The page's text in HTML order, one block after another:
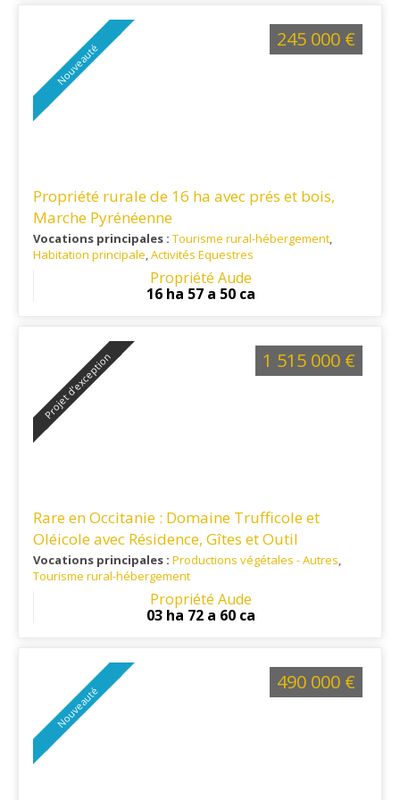
Nouveauté
Propriété rurale de 16 ha avec prés et bois,
Marche Pyrénéenne
Vocations principales : Tourisme rural-hébergement,
Habitation principale,Activités Equestres
: Située dans un environnement naturel
préservé, cette propriété séduira les amateurs de calme, de
grands espaces et d'activités de pleine nature. Les
Propriété Aude
16 ha 57 a 50 ca
245 000 €
Projet d’exception
Rare en Occitanie : Domaine Trufficole et
Oléicole avec Résidence, Gîtes et Outil
d’Exploitation Complet
Vocations principales : Productions végétales - Autres,
Tourisme rural-hébergement
: Au cœur du Minervois, cette propriété
bénéficie d'une situation privilégiée, proximité des
commerces, du Canal du Midi, de Narbonne, Carcassonne et
Propriété Aude
03 ha 72 a 60 ca
1 515 000 €
Nouveauté
490 000 €